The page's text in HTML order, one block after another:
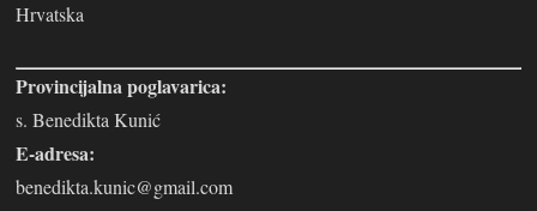
Hrvatska
Provincijalna poglavarica:
s. Benedikta Kunić
E-adresa:
benedikta.kunic@gmail.com